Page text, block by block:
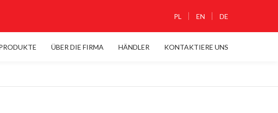
PL EN DE
ÜBER DIE FIRMA HÄNDLER KONTAKTIERE UNS